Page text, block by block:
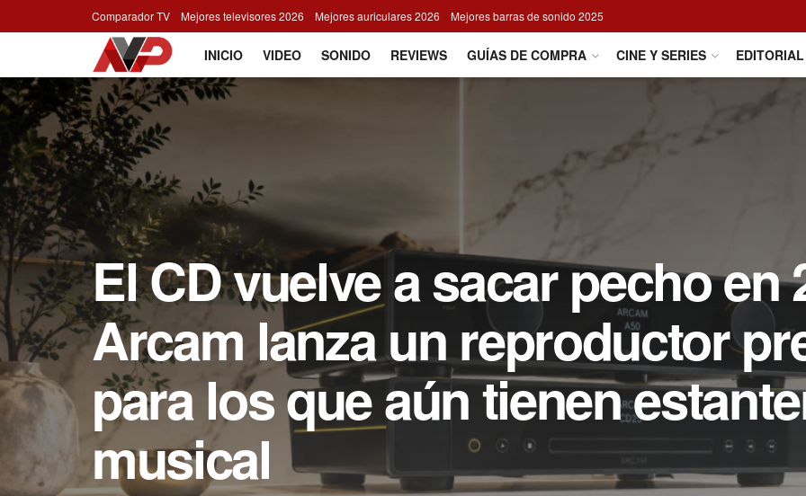
Comparador TV Mejores televisores 2026 Mejores auriculares 2026 Mejores barras de sonido 2025
INICIO VIDEO SONIDO REVIEWS GUÍAS DE COMPRA CINE Y SERIES EDITORIAL
El CD vuelve a sacar pecho en
Arcam lanza un reproductor
para los que aún tienen
musical